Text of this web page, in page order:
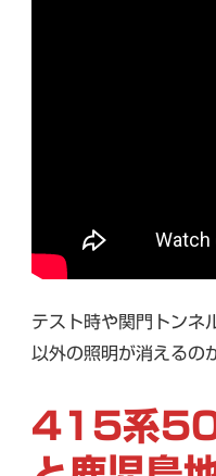
テスト時や関門トンネ
以外の照明が消えるの
415系